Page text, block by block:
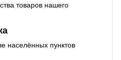
товаров нашего
населённых пунктов